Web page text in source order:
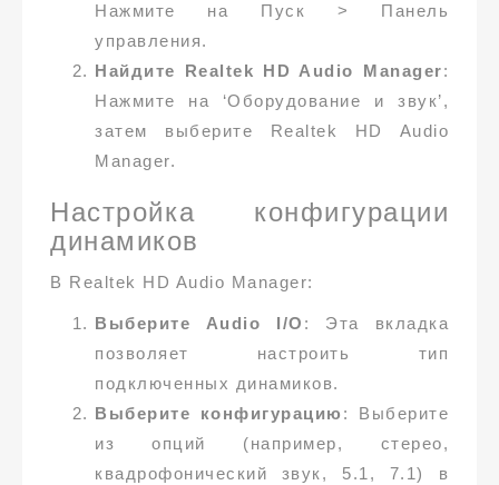
Нажмите на Пуск > Панель
управления.
Найдите Realtek HD Audio Manager:
Нажмите на ‘Оборудование и звук’,
затем выберите Realtek HD Audio
Manager.
Настройка конфигурации
динамиков
В Realtek HD Audio Manager:
Выберите Audio I/O : Эта вкладка
позволяет настроить тип
подключенных динамиков.
Выберите конфигурацию : Выберите
из опций (например, стерео,
квадрофонический звук, 5.1, 7.1) в